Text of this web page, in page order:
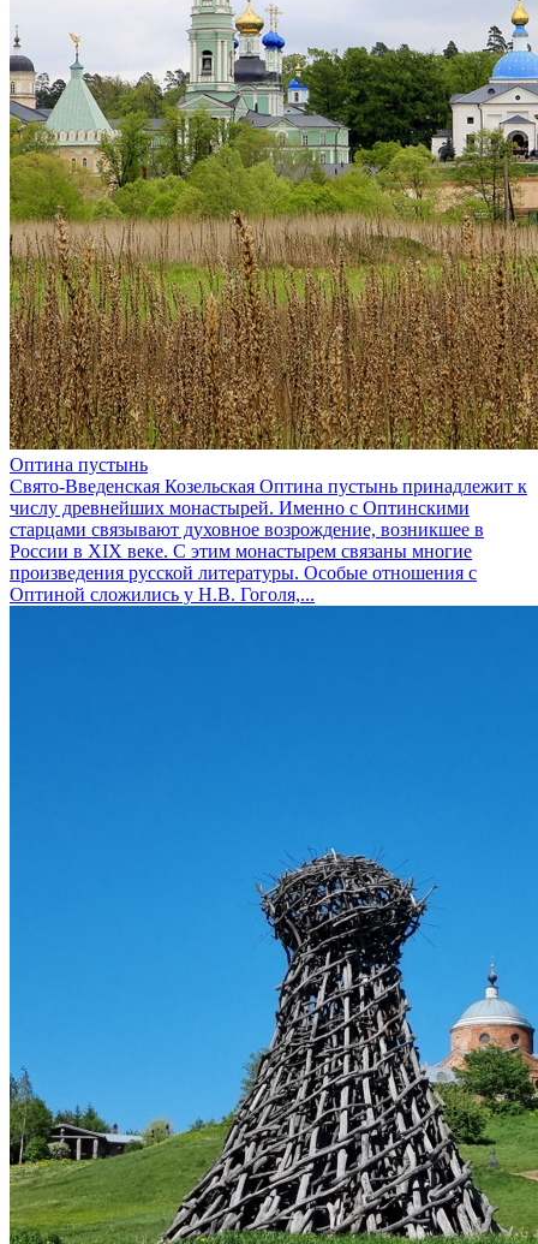
Оптина пустынь
Свято-Введенская Козельская Оптина пустынь принадлежит к
числу древнейших монастырей. Именно с Оптинскими
старцами связывают духовное возрождение, возникшее в
России в XIX веке. С этим монастырем связаны многие
произведения русской литературы. Особые отношения с
Оптиной сложились у Н.В. Гоголя,...